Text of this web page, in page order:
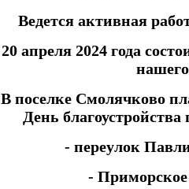
Ведется активная
20 апреля 2024 года
В поселке Смолячково
День
- переулок
-